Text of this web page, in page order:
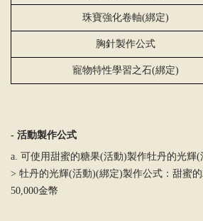
珠寶強化卷軸(綁定)
胸針製作公式
寵物特性學習之石(綁定)
- 活動製作公式
a. 可使用甜蜜的糖果(活動)製作牡丹的光輝(
> 牡丹的光輝(活動)(綁定)製作公式：甜蜜
50,000金幣